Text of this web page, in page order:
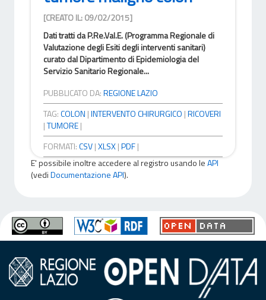
[CREATO IL: 09/02/2015]
Dati tratti da P.Re.Val.E. (Programma Regionale di
Valutazione degli Esiti degli interventi sanitari)
curato dal Dipartimento di Epidemiologia del
Servizio Sanitario Regionale...
PUBBLICATO DA:REGIONE LAZIO
TAG:COLON |INTERVENTO CHIRURGICO |RICOVERI
|TUMORE|
FORMATI:CSV|XLSX|PDF|
E' possibile inoltre accedere al registro usando leAPI
(vediDocumentazione API).